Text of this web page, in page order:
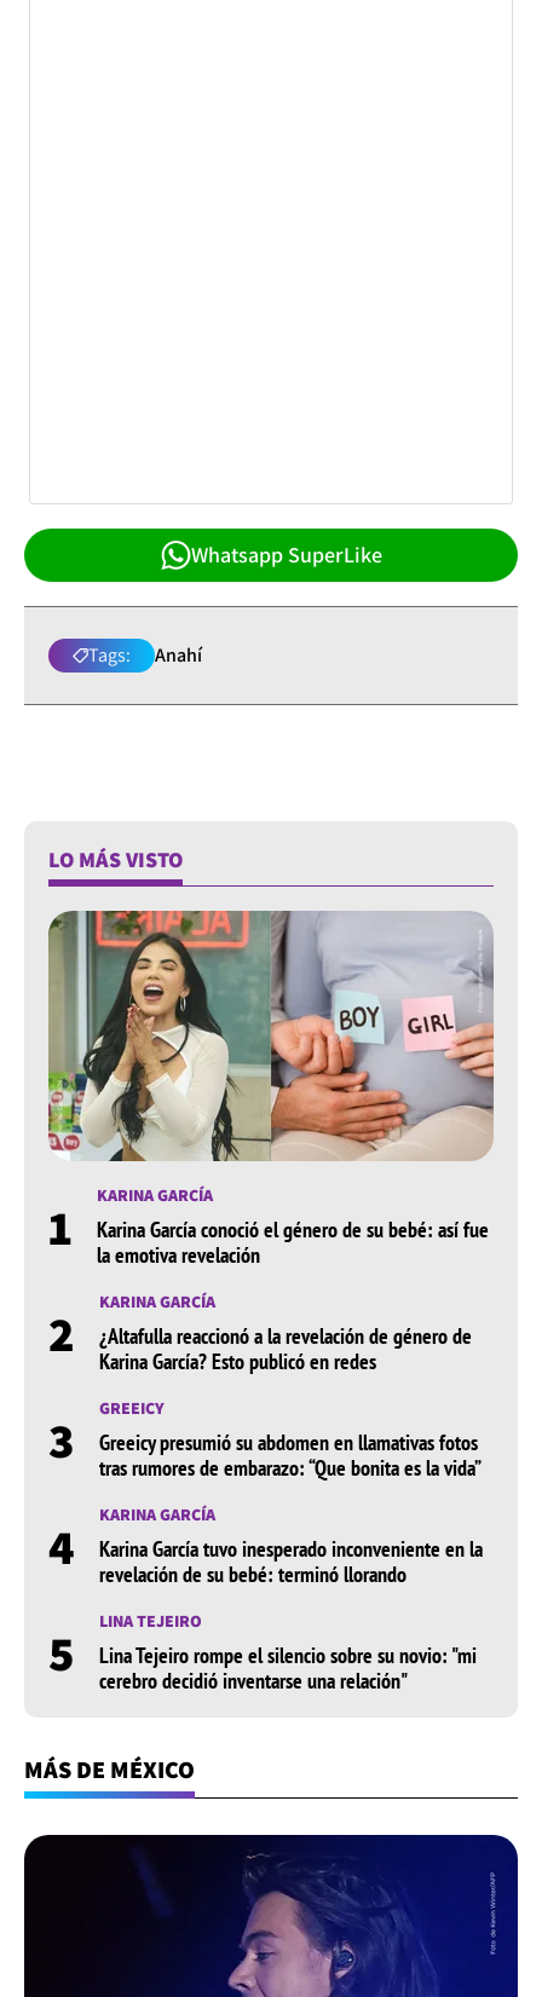
Whatsapp SuperLike
Tags: Anahí
LO MÁS VISTO
1 KARINA GARCÍA
Karina García conoció el género de su bebé: así fue
la emotiva revelación
2 KARINA GARCÍA
¿Altafulla reaccionó a la revelación de género de
Karina García? Esto publicó en redes
3 GREEICY
Greeicy presumió su abdomen en llamativas fotos
tras rumores de embarazo: “Que bonita es la vida”
4 KARINA GARCÍA
Karina García tuvo inesperado inconveniente en la
revelación de su bebé: terminó llorando
5 LINA TEJEIRO
Lina Tejeiro rompe el silencio sobre su novio: "mi
cerebro decidió inventarse una relación"
MÁS DE MÉXICO